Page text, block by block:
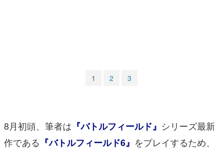
1 2 3
8月初頭、筆者は 『バトルフィールド』 シリーズ最新
作である 『バトルフィールド6』 をプレイするため、